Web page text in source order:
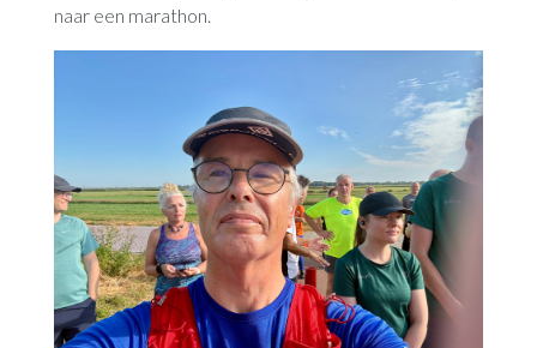
naar een marathon.